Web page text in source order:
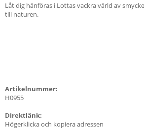
Låt dig hänföras i Lottas vackra värld av
till naturen.
Artikelnummer:
H0955
Direktlänk:
Högerklicka och kopiera adressen